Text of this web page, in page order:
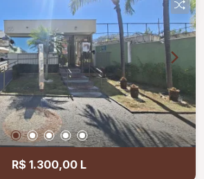
R$ 1.300,00 L